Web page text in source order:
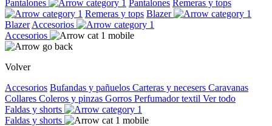
Pantalones
Pantalones Remeras y tops
Remeras y tops Blazer
Blazer Accesorios
Accesorios
Volver
Accesorios Bufandas y pañuelos Carteras y necesers Caravanas
Collares Coleros y pinzas Gorros Perfumador textil Ver todo
Faldas y shorts
Faldas y shorts